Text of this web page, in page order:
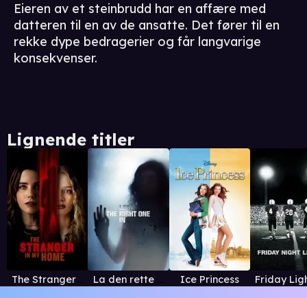
Eieren av et steinbrudd har en affære med
datteren til en av de ansatte. Det fører til en
rekke dype bedragerier og får langvarige
konsekvenser.
Lignende titler
The Stranger in My Home La den rette komme inn Ice Princess